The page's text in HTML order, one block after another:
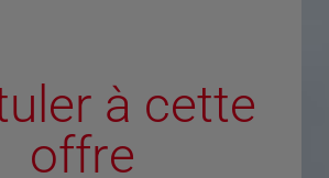
à cette
offre